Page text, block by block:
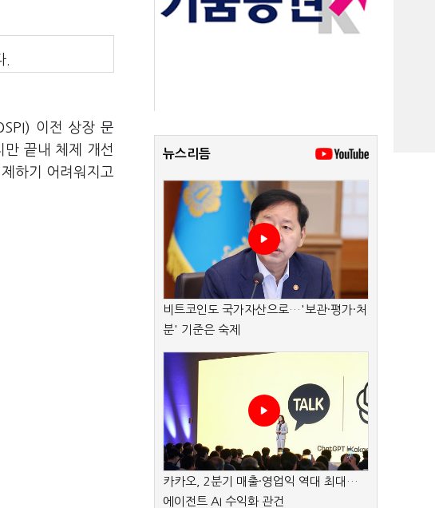
.
이전 상장 문
끝내 체제 개선
하기 어려워지고
뉴스리듬
비트코인도 국가자산으로…'보관·평가·처
분' 기준은 숙제
카카오, 2분기 매출·영업익 역대 최대…
에이전트 AI 수익화 관건